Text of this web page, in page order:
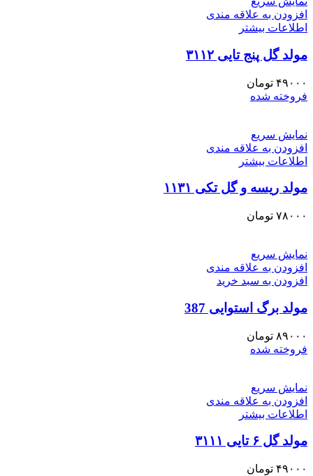
افزودن به علاقه مندی
اطلاعات بیشتر
مولد گل پنج تایی ۳۱۱۲
۴۹۰۰۰ تومان
فروخته شده
نمایش سریع
افزودن به علاقه مندی
اطلاعات بیشتر
مولد ریسه و گل تکی ۱۱۳۱
۷۸۰۰۰ تومان
نمایش سریع
افزودن به علاقه مندی
افزودن به سبد خرید
مولد برگ استوایی 387
۸۹۰۰۰ تومان
فروخته شده
نمایش سریع
افزودن به علاقه مندی
اطلاعات بیشتر
مولد گل ۶ تایی ۳۱۱۱
۴۹۰۰۰ تومان